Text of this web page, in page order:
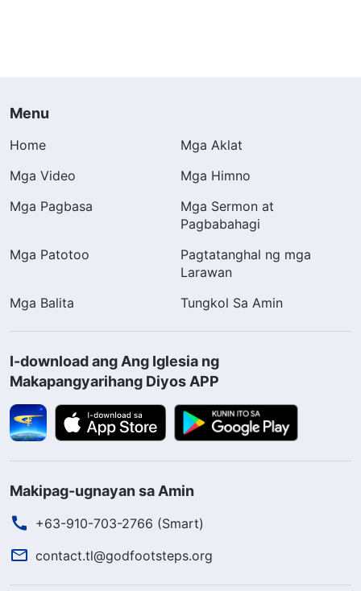
Menu
Home
Mga Aklat
Mga Video
Mga Himno
Mga Pagbasa
Mga Sermon at
Pagbabahagi
Mga Patotoo
Pagtatanghal ng mga
Larawan
Mga Balita
Tungkol Sa Amin
I-download ang Ang Iglesia ng
Makapangyarihang Diyos APP
Makipag-ugnayan sa Amin
+63-910-703-2766 (Smart)
contact.tl@godfootsteps.org